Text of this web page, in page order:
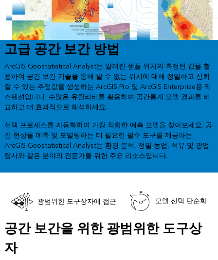
고급 공간 보간 방법
ArcGIS Geostatistical Analyst는 알려진 샘플 위치의 측정된 값을 활
용하여 공간 보간 기술을 통해 알 수 없는 위치에 대해 정밀하고 신뢰
할 수 있는 추정값을 생성하는 ArcGIS Pro 및 ArcGIS Enterprise용 익
스텐션입니다. 수많은 유틸리티를 활용하여 공간통계 모델 결과를 비
교하고 더 효과적으로 해석하세요.
선택 프로세스를 자동화하여 가장 적합한 예측 모델을 찾아보세요. 공
간 현상을 예측 및 모델링하는 데 필요한 필수 도구를 제공하는
ArcGIS Geostatistical Analyst는 환경 분석, 정밀 농업, 석유 및 광업
탐사와 같은 분야의 전문가를 위한 주요 리소스입니다.
광범위한 도구상자에 접근 모델 선택 단순화
공간 보간을 위한 광범위한 도구상
자